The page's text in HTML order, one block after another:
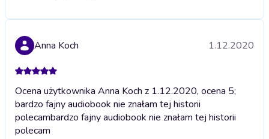
Anna Koch 1.12.2020
Ocena użytkownika Anna Koch z 1.12.2020, ocena 5;
bardzo fajny audiobook nie znałam tej historii
polecambardzo fajny audiobook nie znałam tej historii
polecam